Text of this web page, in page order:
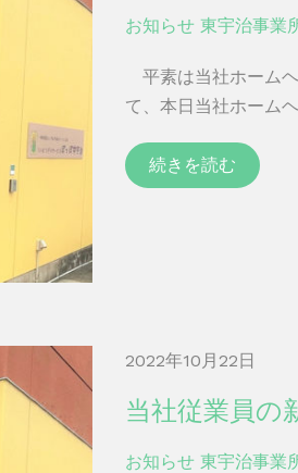
お知らせ 東宇治事業
平素は当社ホーム
て、本日当社ホーム
続きを読む
2022年10月22日
当社従業員の
お知らせ 東宇治事業